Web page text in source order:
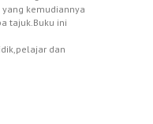
kemudiannya
tajuk.Buku ini
dan